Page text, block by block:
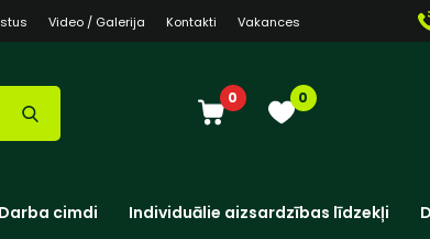
Video / Galerija Kontakti Vakances
0 0
Darba cimdi Individuālie aizsardzības līdzekļi